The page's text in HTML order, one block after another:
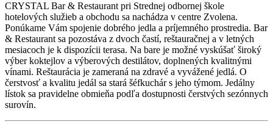
CRYSTAL Bar & Restaurant pri Strednej odbornej škole
hotelových služieb a obchodu sa nachádza v centre Zvolena.
Ponúkame Vám spojenie dobrého jedla a príjemného prostredia. Bar
& Restaurant sa pozostáva z dvoch častí, reštauračnej a v letných
mesiacoch je k dispozícii terasa. Na bare je možné vyskúšať široký
výber koktejlov a výberových destilátov, doplnených kvalitnými
vínami. Reštaurácia je zameraná na zdravé a vyvážené jedlá. O
čerstvosť a kvalitu jedál sa stará šéfkuchár s jeho týmom. Jedálny
lístok sa pravidelne obmieňa podľa dostupnosti čerstvých sezónnych
surovín.